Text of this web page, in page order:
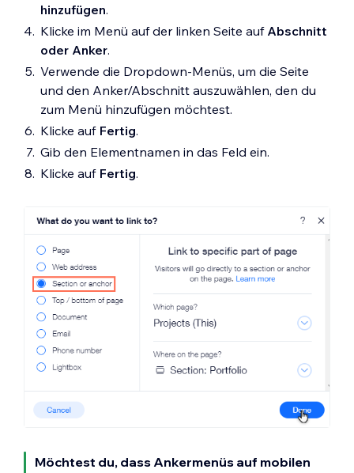
hinzufügen.
Klicke im Menü auf der linken Seite auf Abschnitt
oder Anker.
Verwende die Dropdown-Menüs, um die Seite
und den Anker/Abschnitt auszuwählen, den du
zum Menü hinzufügen möchtest.
Klicke auf Fertig.
Gib den Elementnamen in das Feld ein.
Klicke auf Fertig.
Möchtest du, dass Ankermenüs auf mobilen